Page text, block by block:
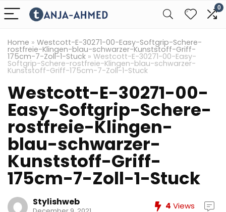
0
Home » Westcott-E-30271-00-Easy-Softgrip-Schere-
rostfreie-Klingen-blau-schwarzer-Kunststoff-Griff-
175cm-7-Zoll-1-Stuck » Westcott-E-30271-00-Easy-
Softgrip-Schere-rostfreie-Klingen-blau-schwarzer-
Kunststoff-Griff-175cm-7-Zoll-1-Stuck
Westcott-E-30271-00-
Easy-Softgrip-Schere-
rostfreie-Klingen-
blau-schwarzer-
Kunststoff-Griff-
175cm-7-Zoll-1-Stuck
Stylishweb 4 Views